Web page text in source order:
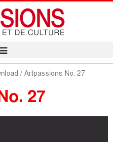
/ Artpassions No. 27
27